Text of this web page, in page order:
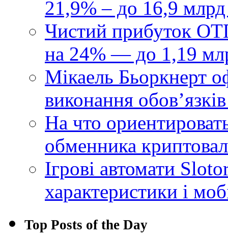
21,9% – до 16,9
Чистий прибуток
на 24% — до 1,19
Мікаель Бьоркнерт
виконання
На что
обменника
Ігрові автомати
характеристики і
Top Posts of the Day